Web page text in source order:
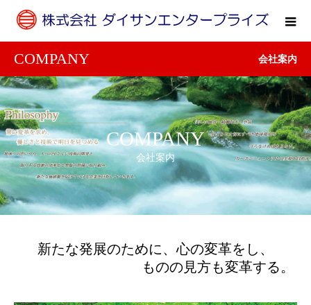
COMPANY 会社案内
COMPANY
会社案内
新たな発展のために、心の変革をし、
ものの見方も変革する。